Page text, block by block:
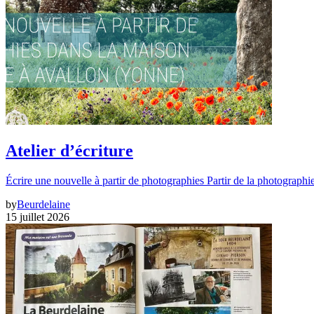
Atelier d’écriture
Écrire une nouvelle à partir de photographies Partir de la
byBeurdelaine
15 juillet 2026